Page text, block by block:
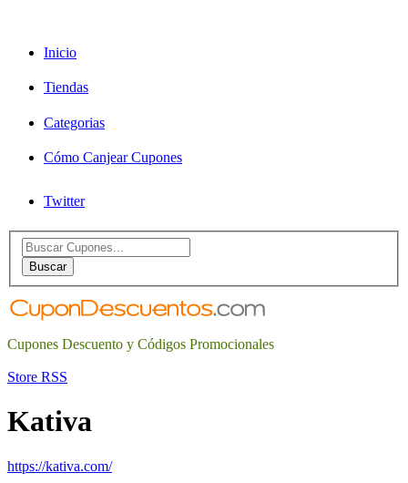
Inicio
Tiendas
Categorias
Cómo Canjear Cupones
Twitter
Search
for:Buscar
Cupones Descuento y Códigos Promocionales
Store RSS
Kativa
https://kativa.com/